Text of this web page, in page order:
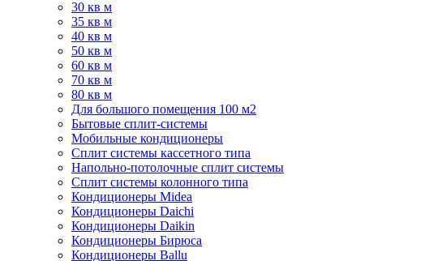
30 кв м
35 кв м
40 кв м
50 кв м
60 кв м
70 кв м
80 кв м
Для большого помещения 100 м2
Бытовые сплит-системы
Мобильные кондиционеры
Сплит системы кассетного типа
Напольно-потолочные сплит системы
Сплит системы колонного типа
Кондиционеры Midea
Кондиционеры Daichi
Кондиционеры Daikin
Кондиционеры Бирюса
Кондиционеры Ballu